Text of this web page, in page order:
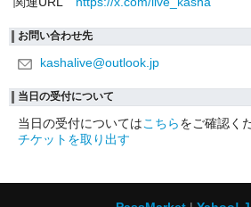
お問い合わせ先
kashalive@outlook.jp
当日の受付について
当日の受付についてはこちらをご確認く
チケットを取り出す